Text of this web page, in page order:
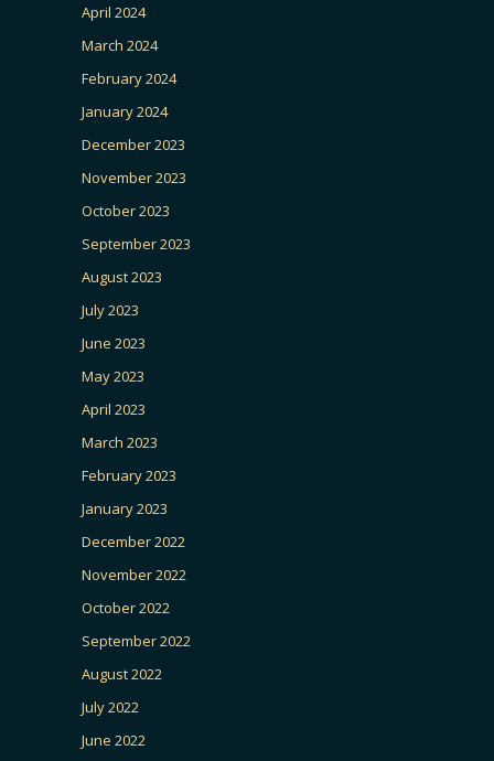
April 2024
March 2024
February 2024
January 2024
December 2023
November 2023
October 2023
September 2023
August 2023
July 2023
June 2023
May 2023
April 2023
March 2023
February 2023
January 2023
December 2022
November 2022
October 2022
September 2022
August 2022
July 2022
June 2022